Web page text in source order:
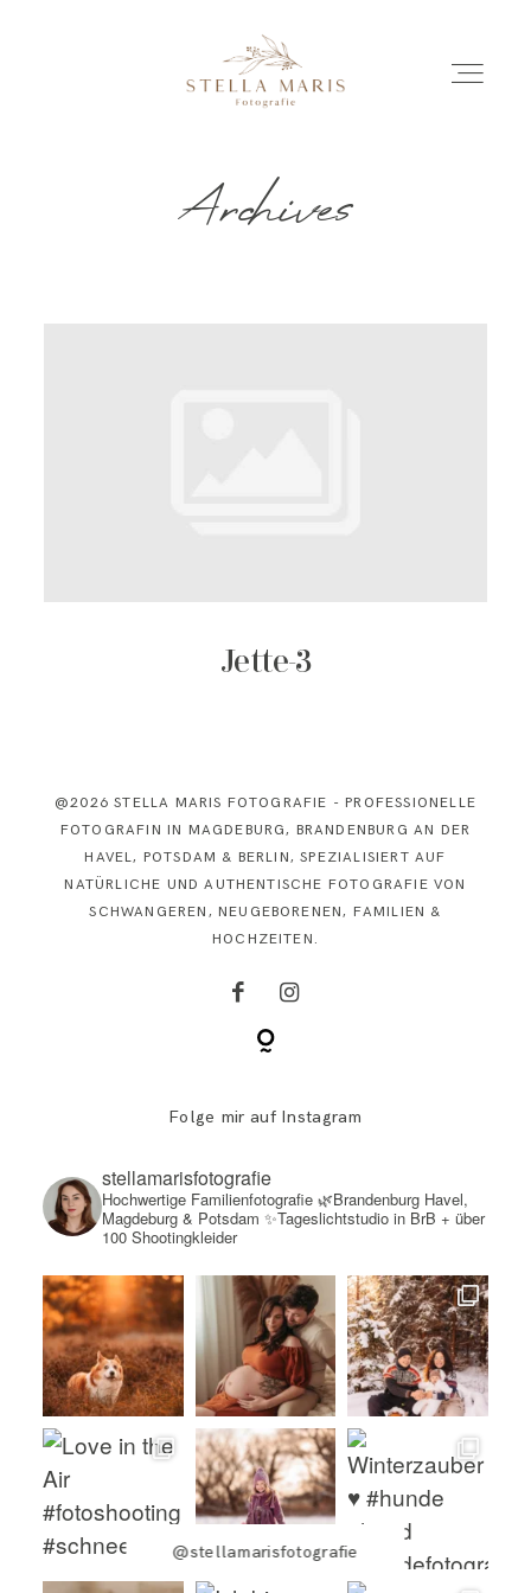
EINBLICKE
Archives
Jette-3
@2026 STELLA MARIS FOTOGRAFIE - PROFESSIONELLE
FOTOGRAFIN IN MAGDEBURG, BRANDENBURG AN DER
HAVEL, POTSDAM & BERLIN, SPEZIALISIERT AUF
NATÜRLICHE UND AUTHENTISCHE FOTOGRAFIE VON
SCHWANGEREN, NEUGEBORENEN, FAMILIEN &
HOCHZEITEN.
Folge mir auf Instagram
@stellamarisfotografie
stellamarisfotografie
Hochwertige Familienfotografie🌿Brandenburg Havel,
Magdeburg & Potsdam ✨Tageslichtstudio in BrB + über
100 Shootingkleider